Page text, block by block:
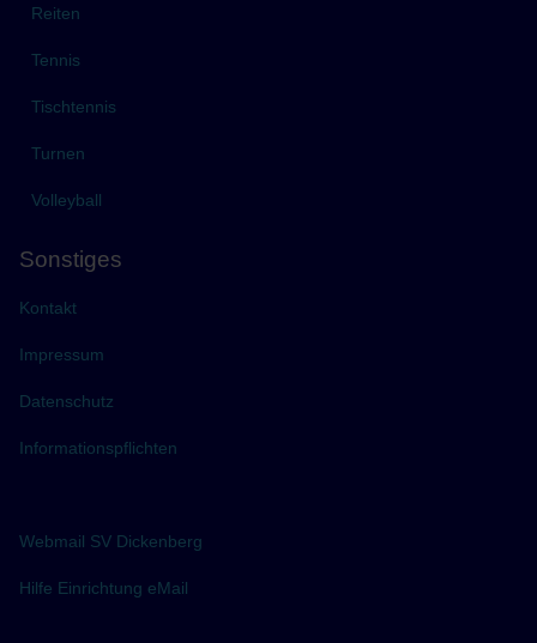
Reiten
Tennis
Tischtennis
Turnen
Volleyball
Sonstiges
Kontakt
Impressum
Datenschutz
Informationspflichten
Webmail SV Dickenberg
Hilfe Einrichtung eMail